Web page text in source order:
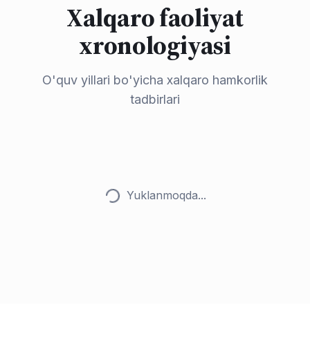
Xalqaro faoliyat
xronologiyasi
O'quv yillari bo'yicha xalqaro hamkorlik
tadbirlari
Yuklanmoqda...